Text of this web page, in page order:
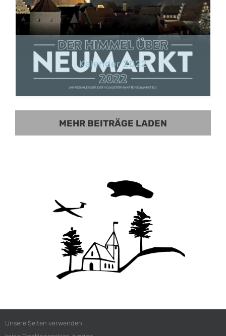
Kalender 2022
MEHR BEITRÄGE LADEN
Unsere Seiten verwenden